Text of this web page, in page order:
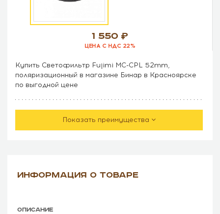
1 550
ЦЕНА С НДС 22%
Купить Светофильтр Fujimi MC-CPL 52mm,
поляризационный в магазине Бинар в Красноярске
по выгодной цене
Показать преимущества
ИНФОРМАЦИЯ О ТОВАРЕ
ОПИСАНИЕ